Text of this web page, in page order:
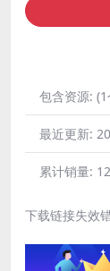
包含资源:
最近更新:
累计销量:
下载链接失效